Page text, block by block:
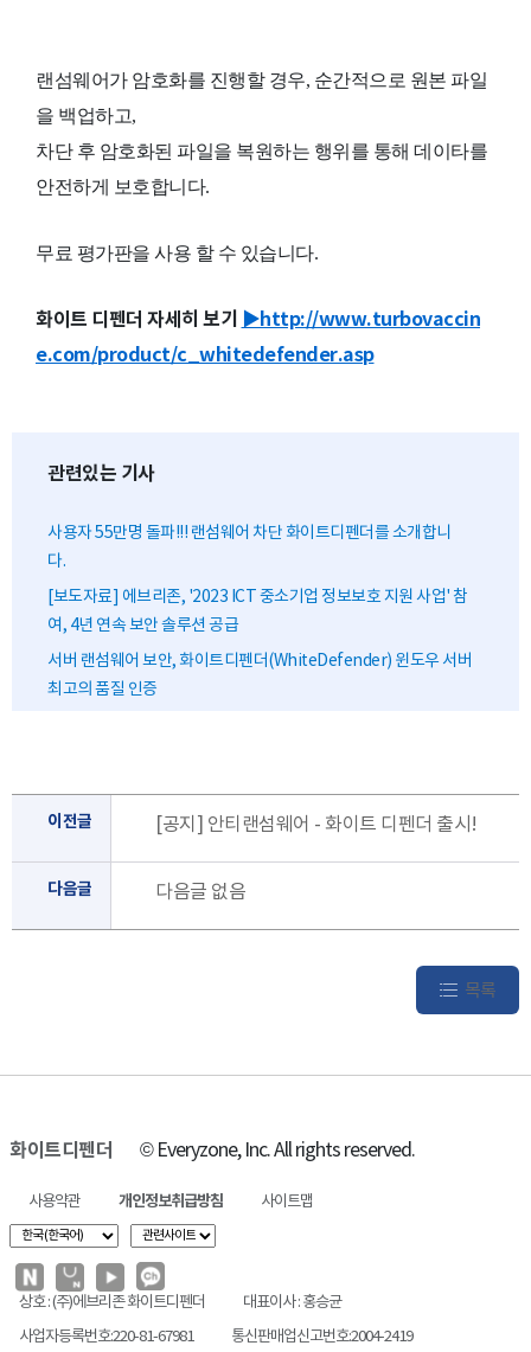
랜섬웨어가 암호화를 진행할 경우, 순간적으로 원본 파일
을 백업하고,
차단 후 암호화된 파일을 복원하는 행위를 통해 데이타를
안전하게 보호합니다.
무료 평가판을 사용 할 수 있습니다.
화이트 디펜더 자세히 보기 ▶http://www.turbovaccin
e.com/product/c_whitedefender.asp
관련있는 기사
사용자 55만명 돌파!!! 랜섬웨어 차단 화이트디펜더를 소개합니
다.
[보도자료] 에브리존, '2023 ICT 중소기업 정보보호 지원 사업' 참
여, 4년 연속 보안 솔루션 공급
서버 랜섬웨어 보안, 화이트디펜더(WhiteDefender) 윈도우 서버
최고의 품질 인증
이전글 [공지] 안티랜섬웨어 - 화이트 디펜더 출시!
다음글 다음글 없음
목록
화이트디펜더 © Everyzone, Inc. All rights reserved.
사용약관 개인정보취급방침 사이트맵
상호 : (주)에브리존 화이트디펜더
대표이사 : 홍승균
사업자등록번호:220-81-67981
통신판매업신고번호:2004-2419